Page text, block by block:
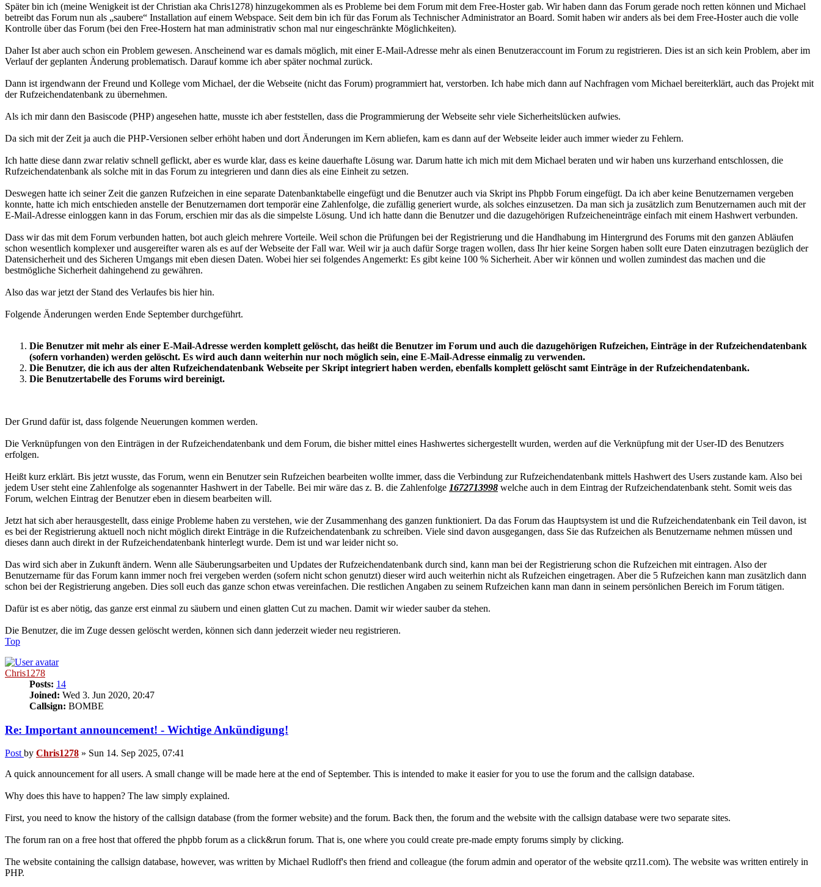
Später bin ich (meine Wenigkeit ist der Christian aka Chris1278) hinzugekommen als es Probleme bei dem Forum mit dem Free-Hoster gab. Wir haben dann das Forum gerade noch retten können und Michael
betreibt das Forum nun als „saubere“ Installation auf einem Webspace. Seit dem bin ich für das Forum als Technischer Administrator an Board. Somit haben wir anders als bei dem Free-Hoster auch die volle
Kontrolle über das Forum (bei den Free-Hostern hat man administrativ schon mal nur eingeschränkte Möglichkeiten).
Daher Ist aber auch schon ein Problem gewesen. Anscheinend war es damals möglich, mit einer E-Mail-Adresse mehr als einen Benutzeraccount im Forum zu registrieren. Dies ist an sich kein Problem, aber im
Verlauf der geplanten Änderung problematisch. Darauf komme ich aber später nochmal zurück.
Dann ist irgendwann der Freund und Kollege vom Michael, der die Webseite (nicht das Forum) programmiert hat, verstorben. Ich habe mich dann auf Nachfragen vom Michael bereiterklärt, auch das Projekt mit
der Rufzeichendatenbank zu übernehmen.
Als ich mir dann den Basiscode (PHP) angesehen hatte, musste ich aber feststellen, dass die Programmierung der Webseite sehr viele Sicherheitslücken aufwies.
Da sich mit der Zeit ja auch die PHP-Versionen selber erhöht haben und dort Änderungen im Kern abliefen, kam es dann auf der Webseite leider auch immer wieder zu Fehlern.
Ich hatte diese dann zwar relativ schnell geflickt, aber es wurde klar, dass es keine dauerhafte Lösung war. Darum hatte ich mich mit dem Michael beraten und wir haben uns kurzerhand entschlossen, die
Rufzeichendatenbank als solche mit in das Forum zu integrieren und dann dies als eine Einheit zu setzen.
Deswegen hatte ich seiner Zeit die ganzen Rufzeichen in eine separate Datenbanktabelle eingefügt und die Benutzer auch via Skript ins Phpbb Forum eingefügt. Da ich aber keine Benutzernamen vergeben
konnte, hatte ich mich entschieden anstelle der Benutzernamen dort temporär eine Zahlenfolge, die zufällig generiert wurde, als solches einzusetzen. Da man sich ja zusätzlich zum Benutzernamen auch mit der
E-Mail-Adresse einloggen kann in das Forum, erschien mir das als die simpelste Lösung. Und ich hatte dann die Benutzer und die dazugehörigen Rufzeicheneinträge einfach mit einem Hashwert verbunden.
Dass wir das mit dem Forum verbunden hatten, bot auch gleich mehrere Vorteile. Weil schon die Prüfungen bei der Registrierung und die Handhabung im Hintergrund des Forums mit den ganzen Abläufen
schon wesentlich komplexer und ausgereifter waren als es auf der Webseite der Fall war. Weil wir ja auch dafür Sorge tragen wollen, dass Ihr hier keine Sorgen haben sollt eure Daten einzutragen bezüglich der
Datensicherheit und des Sicheren Umgangs mit eben diesen Daten. Wobei hier sei folgendes Angemerkt: Es gibt keine 100 % Sicherheit. Aber wir können und wollen zumindest das machen und die
bestmögliche Sicherheit dahingehend zu gewähren.
Also das war jetzt der Stand des Verlaufes bis hier hin.
Folgende Änderungen werden Ende September durchgeführt.
Die Benutzer mit mehr als einer E-Mail-Adresse werden komplett gelöscht, das heißt die Benutzer im Forum und auch die dazugehörigen Rufzeichen, Einträge in der Rufzeichendatenbank
(sofern vorhanden) werden gelöscht. Es wird auch dann weiterhin nur noch möglich sein, eine E-Mail-Adresse einmalig zu verwenden.
Die Benutzer, die ich aus der alten Rufzeichendatenbank Webseite per Skript integriert haben werden, ebenfalls komplett gelöscht samt Einträge in der Rufzeichendatenbank.
Die Benutzertabelle des Forums wird bereinigt.
Der Grund dafür ist, dass folgende Neuerungen kommen werden.
Die Verknüpfungen von den Einträgen in der Rufzeichendatenbank und dem Forum, die bisher mittel eines Hashwertes sichergestellt wurden, werden auf die Verknüpfung mit der User-ID des Benutzers
erfolgen.
Heißt kurz erklärt. Bis jetzt wusste, das Forum, wenn ein Benutzer sein Rufzeichen bearbeiten wollte immer, dass die Verbindung zur Rufzeichendatenbank mittels Hashwert des Users zustande kam. Also bei
jedem User steht eine Zahlenfolge als sogenannter Hashwert in der Tabelle. Bei mir wäre das z. B. die Zahlenfolge 1672713998 welche auch in dem Eintrag der Rufzeichendatenbank steht. Somit weis das
Forum, welchen Eintrag der Benutzer eben in diesem bearbeiten will.
Jetzt hat sich aber herausgestellt, dass einige Probleme haben zu verstehen, wie der Zusammenhang des ganzen funktioniert. Da das Forum das Hauptsystem ist und die Rufzeichendatenbank ein Teil davon, ist
es bei der Registrierung aktuell noch nicht möglich direkt Einträge in die Rufzeichendatenbank zu schreiben. Viele sind davon ausgegangen, dass Sie das Rufzeichen als Benutzername nehmen müssen und
dieses dann auch direkt in der Rufzeichendatenbank hinterlegt wurde. Dem ist und war leider nicht so.
Das wird sich aber in Zukunft ändern. Wenn alle Säuberungsarbeiten und Updates der Rufzeichendatenbank durch sind, kann man bei der Registrierung schon die Rufzeichen mit eintragen. Also der
Benutzername für das Forum kann immer noch frei vergeben werden (sofern nicht schon genutzt) dieser wird auch weiterhin nicht als Rufzeichen eingetragen. Aber die 5 Rufzeichen kann man zusätzlich dann
schon bei der Registrierung angeben. Dies soll euch das ganze schon etwas vereinfachen. Die restlichen Angaben zu seinem Rufzeichen kann man dann in seinem persönlichen Bereich im Forum tätigen.
Dafür ist es aber nötig, das ganze erst einmal zu säubern und einen glatten Cut zu machen. Damit wir wieder sauber da stehen.
Die Benutzer, die im Zuge dessen gelöscht werden, können sich dann jederzeit wieder neu registrieren.
Top
Chris1278
Posts: 14
Joined: Wed 3. Jun 2020, 20:47
Callsign: BOMBE
Re: Important announcement! - Wichtige Ankündigung!
Post by Chris1278 » Sun 14. Sep 2025, 07:41
A quick announcement for all users. A small change will be made here at the end of September. This is intended to make it easier for you to use the forum and the callsign database.
Why does this have to happen? The law simply explained.
First, you need to know the history of the callsign database (from the former website) and the forum. Back then, the forum and the website with the callsign database were two separate sites.
The forum ran on a free host that offered the phpbb forum as a click&run forum. That is, one where you could create pre-made empty forums simply by clicking.
The website containing the callsign database, however, was written by Michael Rudloff's then friend and colleague (the forum admin and operator of the website qrz11.com). The website was written entirely in
PHP.